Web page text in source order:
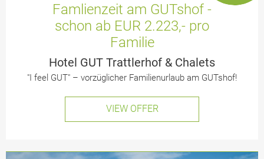
Famlienzeit am GUTshof -
schon ab EUR 2.223,- pro
Familie
Hotel GUT Trattlerhof & Chalets
"I feel GUT" – vorzüglicher Familienurlaub am GUTshof!
VIEW OFFER